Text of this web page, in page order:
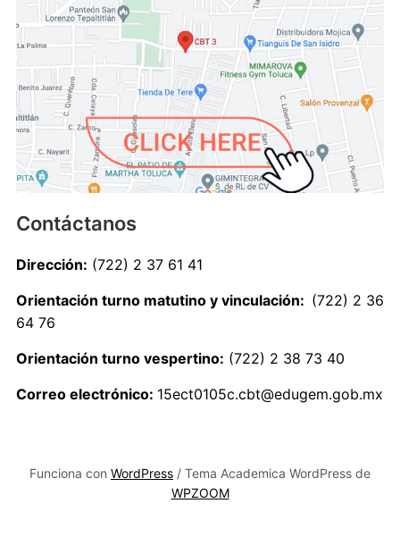
Contáctanos
Dirección: (722) 2 37 61 41
Orientación turno matutino y vinculación: (722) 2 36
64 76
Orientación turno vespertino: (722) 2 38 73 40
Correo electrónico: 15ect0105c.cbt@edugem.gob.mx
Funciona con WordPress / Tema Academica WordPress de
WPZOOM